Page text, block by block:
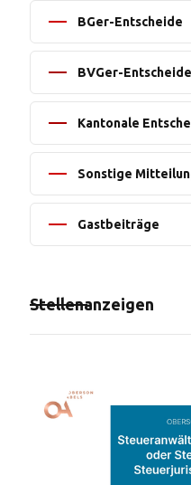
BGer-Entscheide
BVGer-Entscheide
Kantonale
Sonstige
Gastbeiträge
Stellenanzeigen